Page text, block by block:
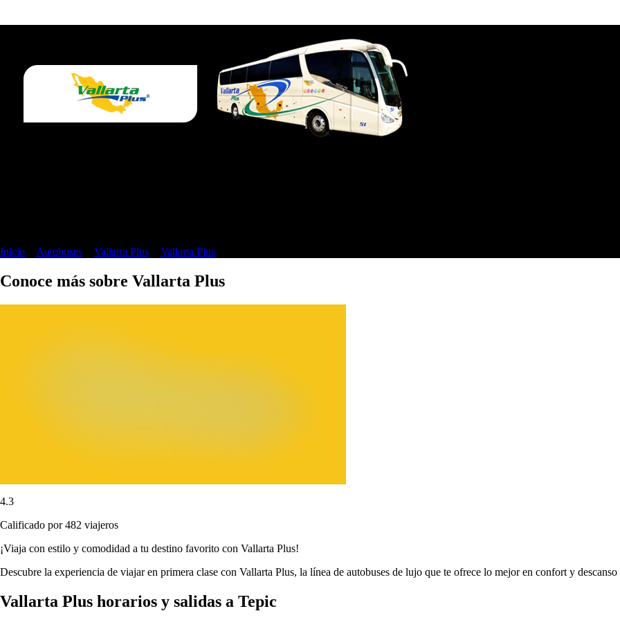
Inicio Autobuses Vallarta Plus Vallarta Plus
Conoce más sobre Vallarta Plus
4.3
Calificado por 482 viajeros
¡Viaja con estilo y comodidad a tu destino favorito con Vallarta Plus!
Descubre la experiencia de viajar en primera clase con Vallarta Plus, la línea de autobuses de lujo que te ofrece lo mejor en confort y
Vallarta Plus horarios y salidas a Tepic